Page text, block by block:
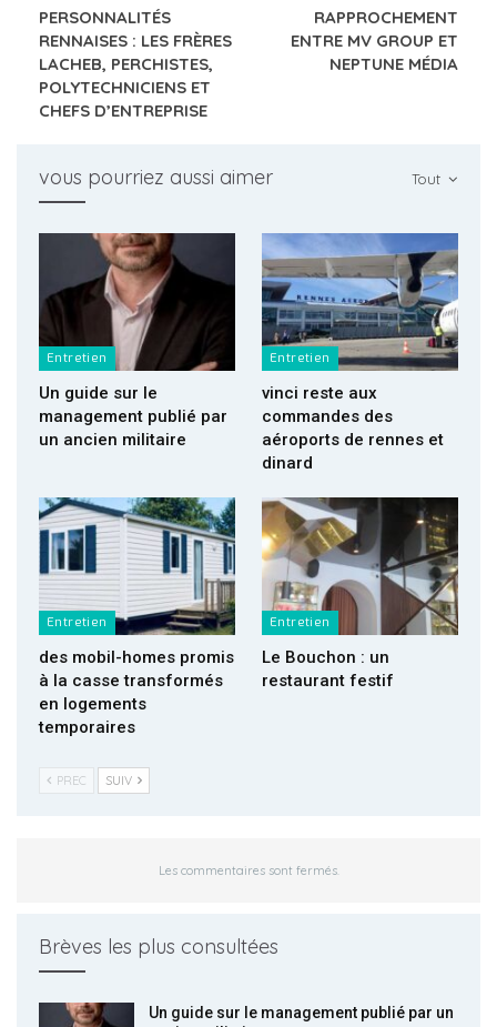
PERSONNALITÉS
RENNAISES : LES FRÈRES
LACHEB, PERCHISTES,
POLYTECHNICIENS ET
CHEFS D’ENTREPRISE
RAPPROCHEMENT
ENTRE MV GROUP ET
NEPTUNE MÉDIA
Tout
vous pourriez aussi aimer
Entretien
Un guide sur le
management publié par
un ancien militaire
Entretien
vinci reste aux
commandes des
aéroports de rennes et
dinard
Entretien
des mobil-homes promis
à la casse transformés
en logements
temporaires
Entretien
Le Bouchon : un
restaurant festif
PREC SUIV
Les commentaires sont fermés.
Brèves les plus consultées
Un guide sur le management publié par un